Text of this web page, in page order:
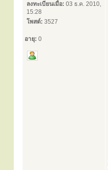
ลงทะเบียนเมื่อ: 03 ธ.ค. 2010,
15:28
โพสต์: 3527
อายุ: 0